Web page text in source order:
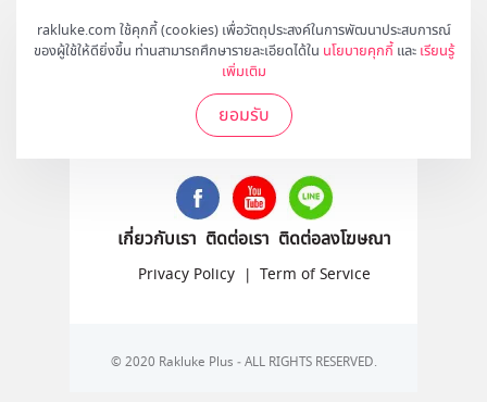
rakluke.com ใช้คุกกี้ (cookies) เพื่อวัตถุประสงค์ในการพัฒนาประสบการณ์
ของผู้ใช้ให้ดียิ่งขึ้น ท่านสามารถศึกษารายละเอียดได้ใน นโยบายคุกกี้ และ เรียนรู้
เพิ่มเติม
ยอมรับ
สมัคร
ติดตามเราได้ที่
เกี่ยวกับเรา ติดต่อเรา ติดต่อลงโฆษณา
Privacy Policy | Term of Service
© 2020 Rakluke Plus - ALL RIGHTS RESERVED.